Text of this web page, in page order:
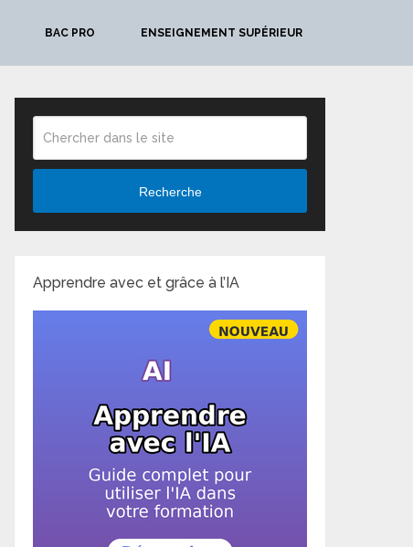
BAC PRO ENSEIGNEMENT SUPÉRIEUR
Recherche
Apprendre avec et grâce à l’IA